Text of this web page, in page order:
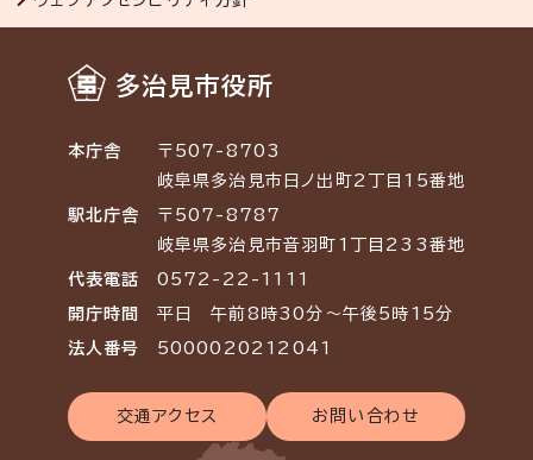
多治見市役所
本庁舎
〒507-8703
岐阜県多治見市日ノ出町2丁目15番地
駅北庁舎
〒507-8787
岐阜県多治見市音羽町1丁目233番地
代表電話 0572-22-1111
開庁時間 平日 午前8時30分～午後5時15分
法人番号 5000020212041
交通アクセス お問い合わせ